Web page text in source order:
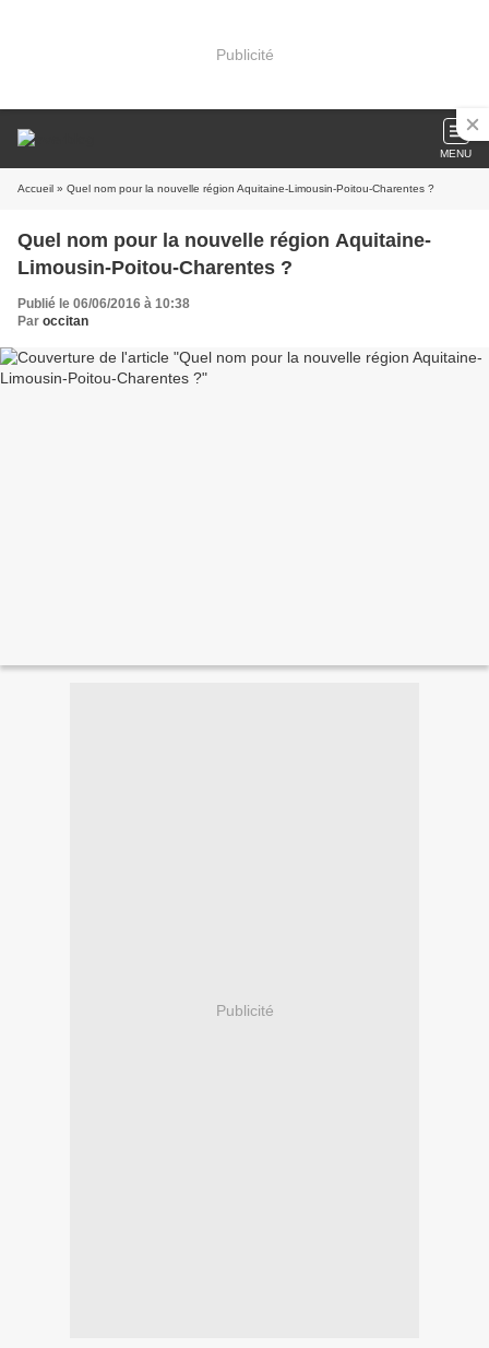
Publicité
MENU
Accueil » Quel nom pour la nouvelle région Aquitaine-Limousin-Poitou-Charentes ?
Quel nom pour la nouvelle région Aquitaine-
Limousin-Poitou-Charentes ?
Publié le 06/06/2016 à 10:38
Par occitan
Publicité